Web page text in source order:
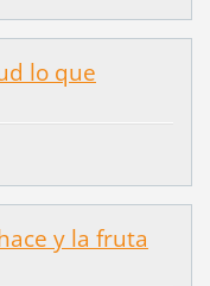
lo que
y la fruta